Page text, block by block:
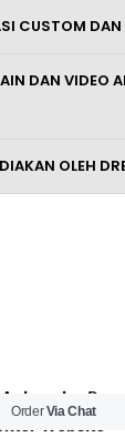
CUSTOM
DAN VIDEO
OLEH
–
Website
OrderVia Chat